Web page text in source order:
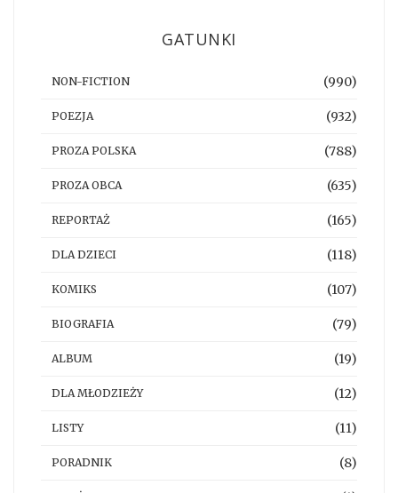
GATUNKI
NON-FICTION (990)
POEZJA (932)
PROZA POLSKA (788)
PROZA OBCA (635)
REPORTAŻ (165)
DLA DZIECI (118)
KOMIKS (107)
BIOGRAFIA (79)
ALBUM (19)
DLA MŁODZIEŻY (12)
LISTY (11)
PORADNIK (8)